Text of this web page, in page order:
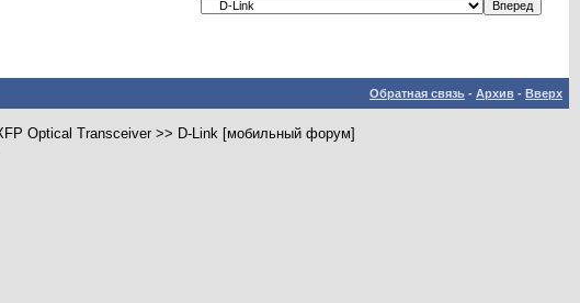
Обратная связь - Архив - Вверх
Optical Transceiver >> D-Link [мобильный форум]